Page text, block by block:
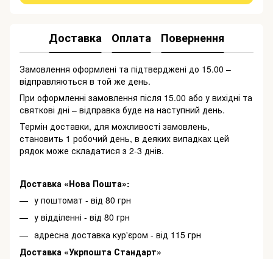
Доставка Оплата Повернення
Замовлення оформлені та підтверджені до 15.00 –
відправляються в той же день.
При оформленні замовлення після 15.00 або у вихідні та
святкові дні – відправка буде на наступний день.
Термін доставки, для можливості замовлень,
становить 1 робочий день, в деяких випадках цей
рядок може складатися з 2-3 днів.
Доставка «Нова Пошта»:
у поштомат - від 80 грн
у відділенні - від 80 грн
адресна доставка кур'єром - від 115 грн
Доставка «Укрпошта Стандарт»